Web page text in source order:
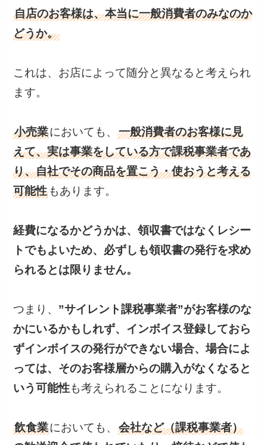
自店のお客様は、本当に一般消費者のみなのか
どうか。
これは、お店によって随分と異なると考えられ
ます。
小売業においても、一般消費者のお客様に見
えて、実は事業をしている方で課税事業者であ
り、自社でその商品を置こう・使おうと考える
可能性 もあります。
経費になるかどうかは、領収書ではなくレシー
トでもよいため、必ずしも領収書の発行を求め
られるとは限りません。
つまり、 ”サイレント課税事業者”がお客様のな
かにいるかもしれず、インボイス登録しておら
ずインボイスの発行ができない場合、場合によ
っては、そのお客様層からの購入がなくなると
いう可能性も考えられることになります。
飲食業においても、会社など（課税事業者）